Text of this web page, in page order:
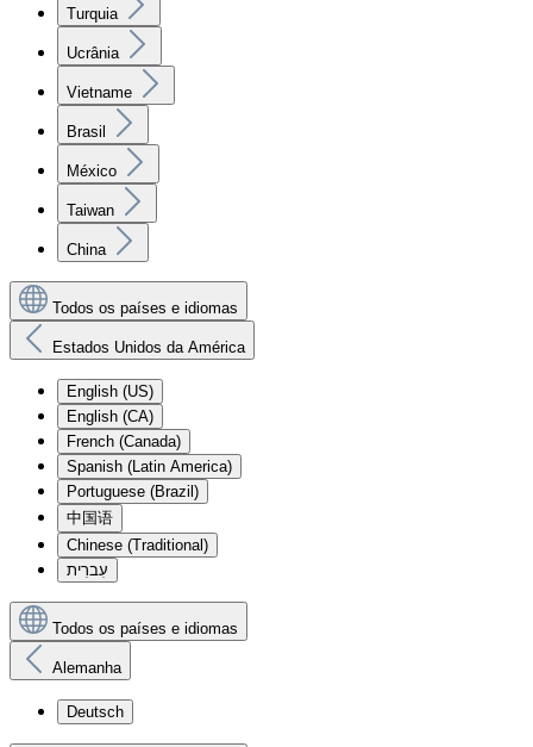
Turquia
Ucrânia
Vietname
Brasil
México
Taiwan
China
Todos os países e idiomas
Estados Unidos da América
English (US)
English (CA)
French (Canada)
Spanish (Latin America)
Portuguese (Brazil)
中国语
Chinese (Traditional)
עִברִית
Todos os países e idiomas
Alemanha
Deutsch